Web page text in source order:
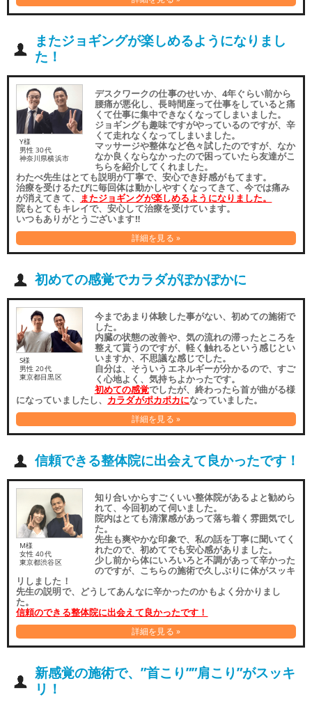
またジョギングが楽しめるようになりまし
た！
Y様
男性 30代
神奈川県横浜市
デスクワークの仕事のせいか、4年ぐらい前から
腰痛が悪化し、長時間座って仕事をしていると痛
くて仕事に集中できなくなってしまいました。
ジョギングも趣味ですがやっているのですが、辛
くて走れなくなってしまいました。
マッサージや整体など色々試したのですが、なか
なか良くならなかったので困っていたら友達がこ
ちらを紹介してくれました。
わたべ先生はとても説明が丁寧で、安心でき好感がもてます。
治療を受けるたびに毎回体は動かしやすくなってきて、今では痛み
が消えてきて、
またジョギングが楽しめるようになりました。
院もとてもキレイで、安心して治療を受けています。
いつもありがとうございます‼︎
詳細を見る »
初めての感覚でカラダがぽかぽかに
S様
男性 20代
東京都目黒区
今まであまり体験した事がない、初めての施術で
した。
内臓の状態の改善や、気の流れの滞ったところを
整えて貰うのですが、軽く触れるという感じとい
いますか、不思議な感じでした。
自分は、そういうエネルギーが分かるので、すご
く心地よく、気持ちよかったです。
初めての感覚でしたが、終わったら首が曲がる様
になっていましたし、 カラダがポカポカになっていました。
詳細を見る »
信頼できる整体院に出会えて良かったです！
M様
女性 40代
東京都渋谷区
知り合いからすごくいい整体院があるよと勧めら
れて、今回初めて伺いました。
院内はとても清潔感があって落ち着く雰囲気でし
た。
先生も爽やかな印象で、私の話を丁寧に聞いてく
れたので、初めてでも安心感がありました。
少し前から体にいろいろと不調があって辛かった
のですが、こちらの施術で久しぶりに体がスッキ
リしました！
先生の説明で、どうしてあんなに辛かったのかもよく分かりまし
た。
信頼のできる整体院に出会えて良かったです！
詳細を見る »
新感覚の施術で、”首こり””肩こり”がスッキ
リ！